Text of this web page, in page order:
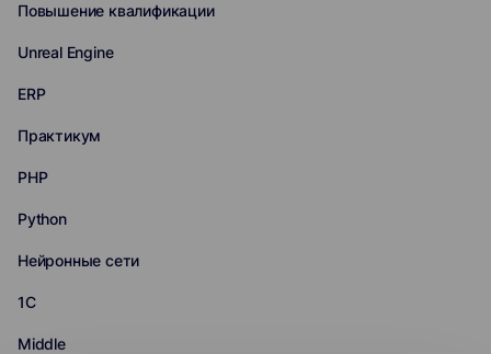
Повышение квалификации
Unreal Engine
ERP
Практикум
PHP
Python
Нейронные сети
1С
Middle